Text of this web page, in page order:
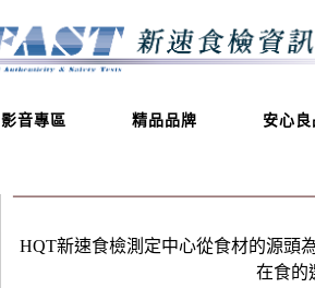
影音專區 精品品牌 安心良
HQT新速食檢測定中心從食材的源頭
在食的